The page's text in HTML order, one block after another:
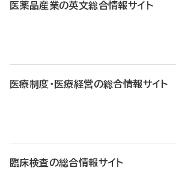
医薬品産業の英文総合情報サイト
医療制度・医療経営の総合情報サイト
臨床検査の総合情報サイト